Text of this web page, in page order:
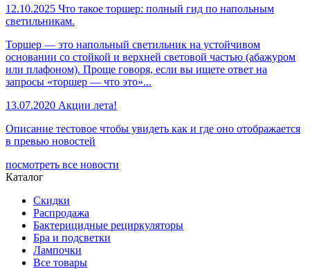
12.10.2025 Что такое торшер: полный гид по напольным
светильникам.
Торшер — это напольный светильник на устойчивом
основании со стойкой и верхней световой частью (абажуром
или плафоном). Проще говоря, если вы ищете ответ на
запросы «торшер — что это»...
13.07.2020 Акции лета!
Описание тестовое чтобы увидеть как и где оно отображается
в превью новостей
посмотреть все новости
Каталог
Скидки
Распродажа
Бактерицидные рециркуляторы
Бра и подсветки
Лампочки
Все товары